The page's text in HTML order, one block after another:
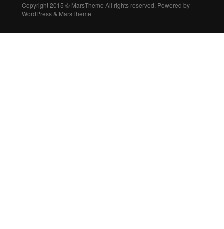
Copyright 2015 © MarsTheme All rights reserved. Powered by
WordPress & MarsTheme